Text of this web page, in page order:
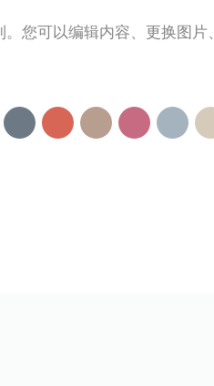
您可以编辑内容、更换图片、